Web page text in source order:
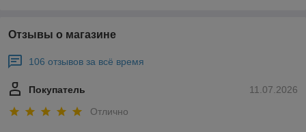
Отзывы о магазине
106 отзывов за всё время
11.07.2026
Покупатель
Отлично